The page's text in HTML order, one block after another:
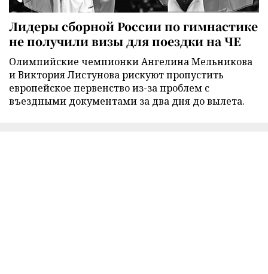
Лидеры сборной России по гимнастике
не получили визы для поездки на ЧЕ
Олимпийские чемпионки Ангелина Мельникова
и Виктория Листунова рискуют пропустить
европейское первенство из-за проблем с
въездными документами за два дня до вылета.